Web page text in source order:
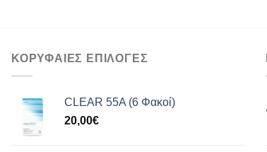
ΚΟΡΥΦΑΙΕΣ ΕΠΙΛΟΓΕΣ
CLEAR 55A (6 Φακοί)
20,00€